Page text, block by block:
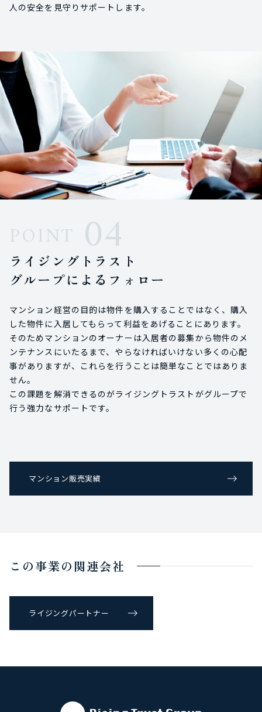
人の安全を見守りサポートします。
POINT 04
ライジングトラスト
グループによるフォロー
マンション経営の目的は物件を購入することではなく、購入
した物件に入居してもらって利益をあげることにあります。
そのためマンションのオーナーは入居者の募集から物件のメ
ンテナンスにいたるまで、やらなければいけない多くの心配
事がありますが、これらを行うことは簡単なことではありま
せん。
この課題を解消できるのがライジングトラストがグループで
行う強力なサポートです。
マンション販売実績
この事業の関連会社
ライジングパートナー